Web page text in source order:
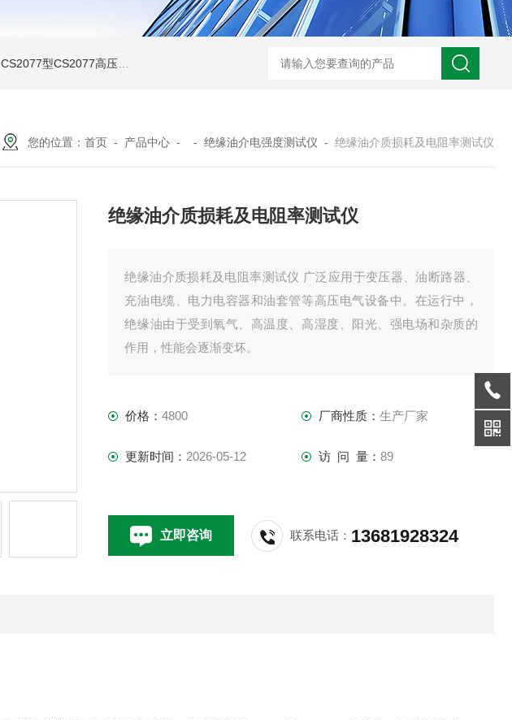
CS2077型CS2077高压兆欧表校验仪 GM-5KV-20KV型可调高压兆欧表GM-5KV-20KV nl3203型
您的位置： 首页 - 产品中心 - - 绝缘油介电强度测试仪 - 绝缘油介质损耗及电阻率测试仪
绝缘油介质损耗及电阻率测试仪
绝缘油介质损耗及电阻率测试仪 广泛应用于变压器、油断路器、
充油电缆、电力电容器和油套管等高压电气设备中。在运行中，
绝缘油由于受到氧气、高温度、高湿度、阳光、强电场和杂质的
作用，性能会逐渐变坏。
价格：4800 厂商性质： 生产厂家
更新时间： 2026-05-12 访 问 量： 89
立即咨询 联系电话： 13681928324